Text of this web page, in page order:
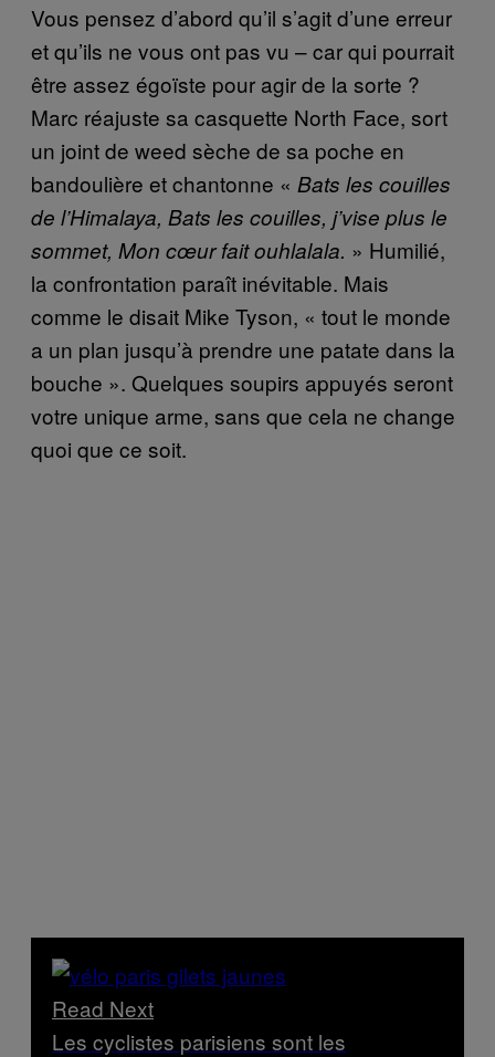
Vous pensez d’abord qu’il s’agit d’une erreur
et qu’ils ne vous ont pas vu – car qui pourrait
être assez égoïste pour agir de la sorte ?
Marc réajuste sa casquette North Face, sort
un joint de weed sèche de sa poche en
bandoulière et chantonne « Bats les couilles
de l’Himalaya, Bats les couilles, j’vise plus le
sommet, Mon cœur fait ouhlalala. » Humilié,
la confrontation paraît inévitable. Mais
comme le disait Mike Tyson, « tout le monde
a un plan jusqu’à prendre une patate dans la
bouche ». Quelques soupirs appuyés seront
votre unique arme, sans que cela ne change
quoi que ce soit.
Read Next
Les cyclistes parisiens sont les